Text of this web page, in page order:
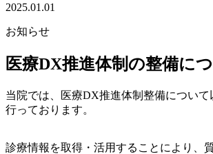
2025.01.01
お知らせ
医療DX推進体制の整備に
当院では、医療DX推進体制整備について
行っております。
診療情報を取得・活用することにより、